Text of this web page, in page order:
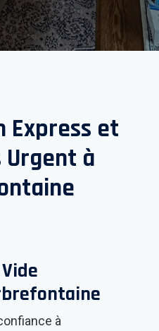
Express et
Urgent à
à